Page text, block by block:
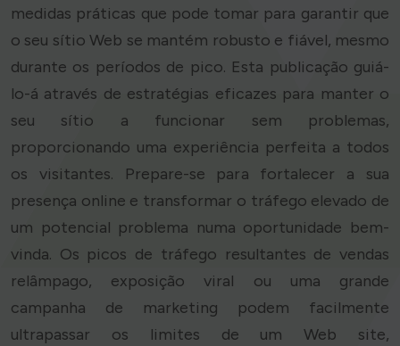
medidas práticas que pode tomar para garantir que
o seu sítio Web se mantém robusto e fiável, mesmo
durante os períodos de pico. Esta publicação guiá-
lo-á através de estratégias eficazes para manter o
seu sítio a funcionar sem problemas,
proporcionando uma experiência perfeita a todos
os visitantes. Prepare-se para fortalecer a sua
presença online e transformar o tráfego elevado de
um potencial problema numa oportunidade bem-
vinda. Os picos de tráfego resultantes de vendas
relâmpago, exposição viral ou uma grande
campanha de marketing podem facilmente
ultrapassar os limites de um Web site,